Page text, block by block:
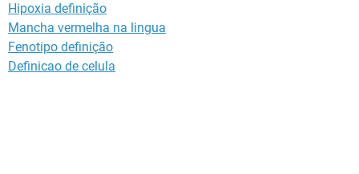
Hipoxia definição
Mancha vermelha na lingua
Fenotipo definição
Definicao de celula